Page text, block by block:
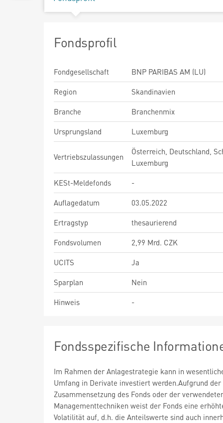
Fondsprofil
Fondgesellschaft
BNP PARIBAS AM (LU)
Region
Skandinavien
Branche
Branchenmix
Ursprungsland
Luxemburg
Vertriebszulassungen
Österreich, Deutschland,
Luxemburg
KESt-Meldefonds
-
Auflagedatum
03.05.2022
Ertragstyp
thesaurierend
Fondsvolumen
2,99 Mrd. CZK
UCITS
Ja
Sparplan
Nein
Hinweis
-
Fondsspezifische
Im Rahmen der Anlagestrategie kann in
Umfang in Derivate investiert werden.Aufgrund der
Zusammensetzung des Fonds oder der
Managementtechniken weist der Fonds eine
Volatilität auf, d.h. die Anteilswerte sind auch